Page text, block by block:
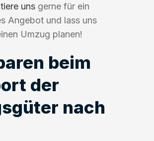
uns gerne für ein
Angebot und lass uns
Umzug planen!
beim
der
nach